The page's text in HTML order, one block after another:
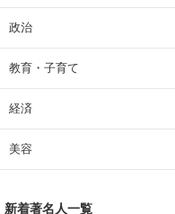
政治
教育・子育て
経済
美容
新着著名人一覧